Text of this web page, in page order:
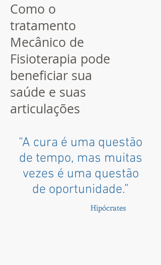
Como o
tratamento
Mecânico de
Fisioterapia pode
beneficiar sua
saúde e suas
articulações
“A cura é uma questão
de tempo, mas muitas
vezes é uma questão
de oportunidade.”
Hipócrates